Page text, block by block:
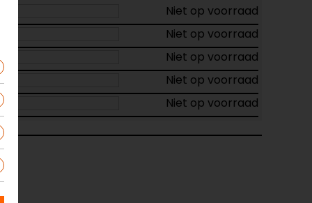
Niet op voorraad
Niet op voorraad
Niet op voorraad
Niet op voorraad
Niet op voorraad